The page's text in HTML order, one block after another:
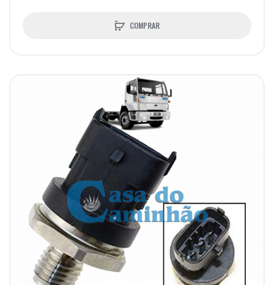
COMPRAR